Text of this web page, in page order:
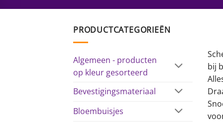
PRODUCTCATEGORIEËN
Algemeen - producten
op kleur gesorteerd
Bevestigingsmateriaal
Bloembuisjes
bij